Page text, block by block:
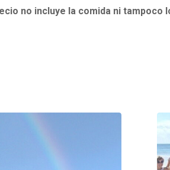
no incluye la comida ni